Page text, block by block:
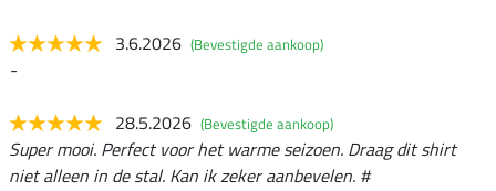
3.6.2026 (Bevestigde aankoop)
-
28.5.2026 (Bevestigde aankoop)
Super mooi. Perfect voor het warme seizoen. Draag dit shirt
niet alleen in de stal. Kan ik zeker aanbevelen. #